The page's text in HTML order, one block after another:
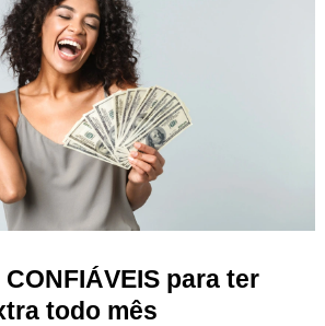
para ter
todo mês